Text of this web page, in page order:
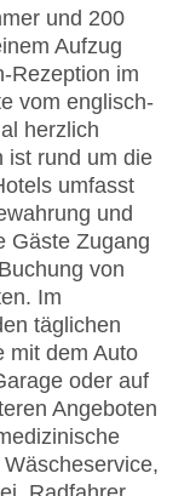
und 200
Aufzug
Rezeption im
vom englisch-
herzlich
ist rund um die
umfasst
und
Gäste Zugang
von
Im
täglichen
mit dem Auto
oder auf
Angeboten